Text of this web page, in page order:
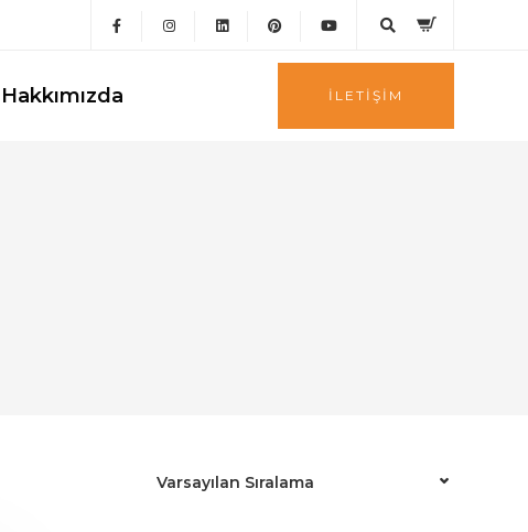
Hakkımızda İLETIŞIM